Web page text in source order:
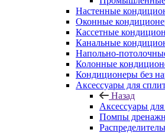
Настенные
Оконные
Кассетные
Канальные
Напольно-
Колонные
Кондиционеры без
Аксессуары для
Назад
Аксессуары
Помпы